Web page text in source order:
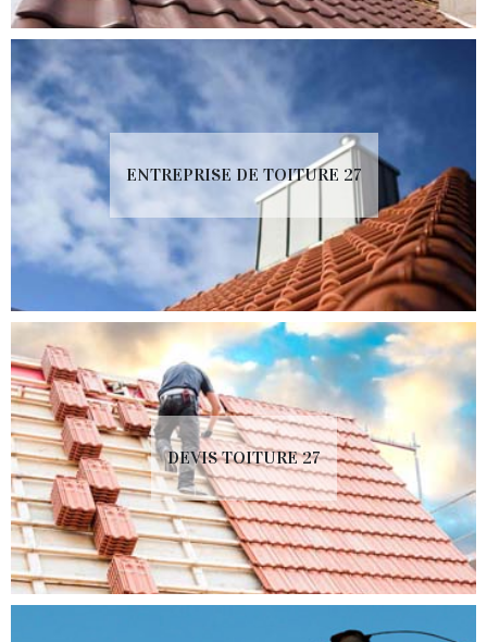
ENTREPRISE DE TOITURE 27
DEVIS TOITURE 27